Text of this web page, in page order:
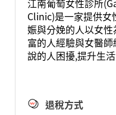
江南葡萄女性診所
Clinic)是一家提供女
娠與分娩的人以女
富的人經驗與女醫
說的人困擾,提升生
退稅方式